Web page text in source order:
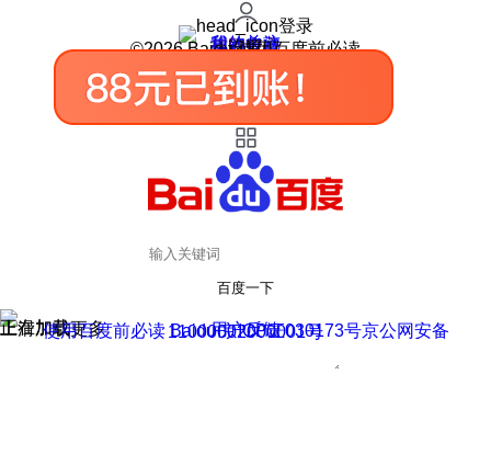
登录
我的关注
我的收藏
皮肤中心
用户反馈
设置
©2026 Baidu 使用百度前必读
百度一下
正在加载
上滑加载更多 用户反馈
使用百度前必读 Baidu 京ICP证030173号
京公网安备11000002000001号